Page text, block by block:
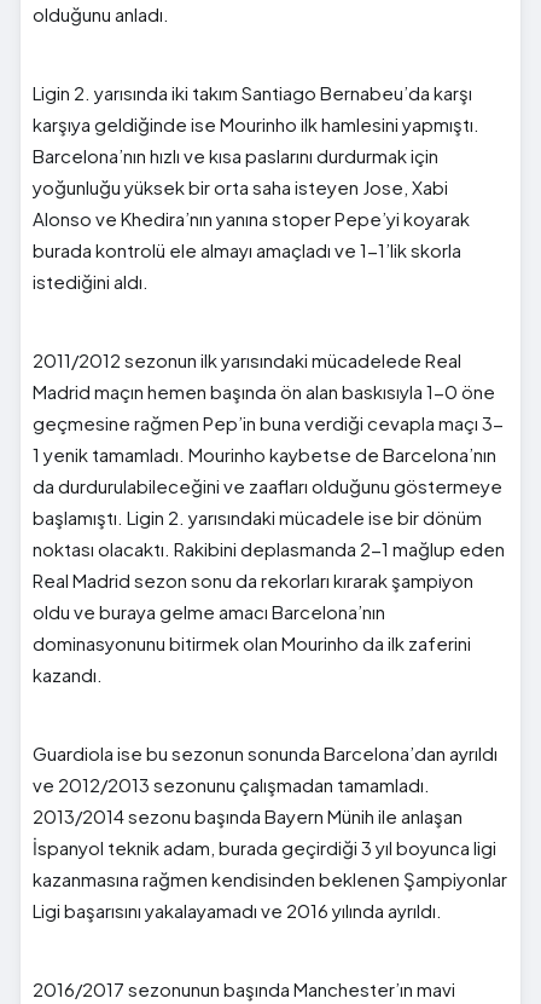
olduğunu anladı.
Ligin 2. yarısında iki takım Santiago Bernabeu’da karşı
karşıya geldiğinde ise Mourinho ilk hamlesini yapmıştı.
Barcelona’nın hızlı ve kısa paslarını durdurmak için
yoğunluğu yüksek bir orta saha isteyen Jose, Xabi
Alonso ve Khedira’nın yanına stoper Pepe’yi koyarak
burada kontrolü ele almayı amaçladı ve 1-1’lik skorla
istediğini aldı.
2011/2012 sezonun ilk yarısındaki mücadelede Real
Madrid maçın hemen başında ön alan baskısıyla 1-0 öne
geçmesine rağmen Pep’in buna verdiği cevapla maçı 3-
1 yenik tamamladı. Mourinho kaybetse de Barcelona’nın
da durdurulabileceğini ve zaafları olduğunu göstermeye
başlamıştı. Ligin 2. yarısındaki mücadele ise bir dönüm
noktası olacaktı. Rakibini deplasmanda 2-1 mağlup eden
Real Madrid sezon sonu da rekorları kırarak şampiyon
oldu ve buraya gelme amacı Barcelona’nın
dominasyonunu bitirmek olan Mourinho da ilk zaferini
kazandı.
Guardiola ise bu sezonun sonunda Barcelona’dan ayrıldı
ve 2012/2013 sezonunu çalışmadan tamamladı.
2013/2014 sezonu başında Bayern Münih ile anlaşan
İspanyol teknik adam, burada geçirdiği 3 yıl boyunca ligi
kazanmasına rağmen kendisinden beklenen Şampiyonlar
Ligi başarısını yakalayamadı ve 2016 yılında ayrıldı.
2016/2017 sezonunun başında Manchester’ın mavi